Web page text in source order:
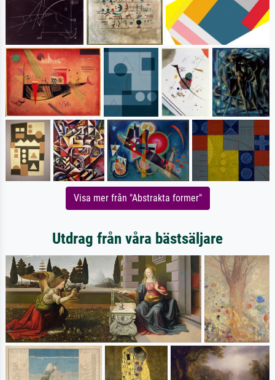
Visa mer från "Abstrakta former"
Utdrag från våra bästsäljare